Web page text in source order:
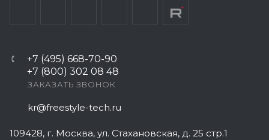
+7 (495) 668-70-90
+7 (800) 302 08 48
ЗАКАЗАТЬ ЗВОНОК
kr@freestyle-tech.ru
109428, г. Москва, ул. Стахановская, д. 25 стр.1